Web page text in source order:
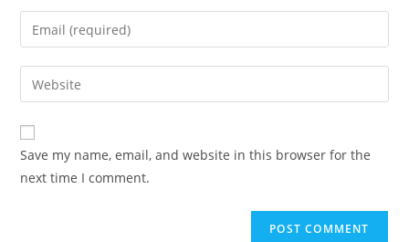
Save my name, email, and website in this browser for the
next time I comment.